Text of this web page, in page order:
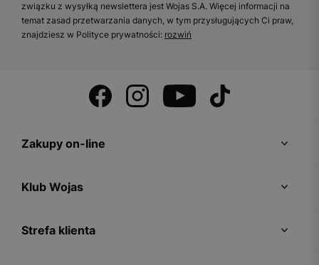
związku z wysyłką newslettera jest Wojas S.A. Więcej informacji na
temat zasad przetwarzania danych, w tym przysługujących Ci praw,
znajdziesz w Polityce prywatności: rozwiń
Zakupy on-line
Klub Wojas
Strefa klienta